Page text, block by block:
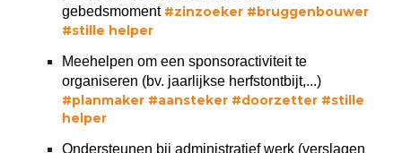
gebedsmoment #zinzoeker #bruggenbouwer
#stille helper
Meehelpen om een sponsoractiviteit te
organiseren (bv. jaarlijkse herfstontbijt,...)
#planmaker #aansteker #doorzetter #stille
helper
Ondersteunen bij administratief werk (verslagen